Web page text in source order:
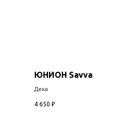
ЮНИОН Savva
Дека
4 650 ₽